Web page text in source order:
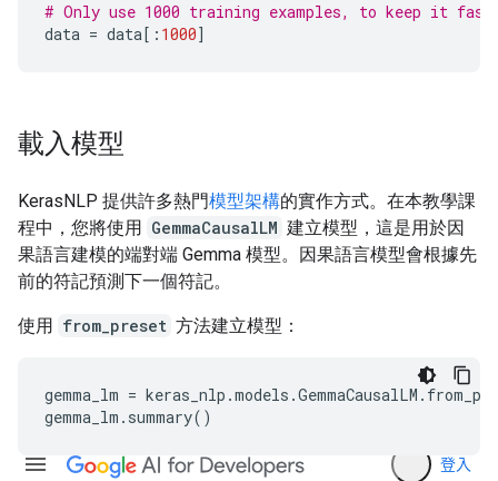
# Only use 1000 training examples, to keep it
data = data[: 1000]
載入模型
KerasNLP 提供許多熱門模型架構的實作方式。在本教學課
程中，您將使用 GemmaCausalLM 建立模型，這是用於因
果語言建模的端對端 Gemma 模型。因果語言模型會根據先
前的符記預測下一個符記。
使用 from_preset 方法建立模型：
gemma_lm =